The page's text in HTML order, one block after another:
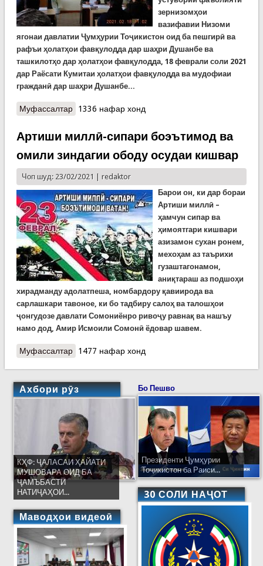
зернизомҳои
вазифавии Низоми
ягонаи давлатии Ҷумҳурии Тоҷикистон оид ба пешгирӣ ва
рафъи ҳолатҳои фавқулодда дар шаҳри Душанбе ва
ташкилотҳо дар ҳолатҳои фавқулодда, 18 феврали соли 2021
дар Раёсати Кумитаи ҳолатҳои фавқулодда ва мудофиаи
гражданӣ дар шаҳри Душанбе...
Муфассалтаро Тамринҳои ситодии мудофиаи гражданӣ дар
1336 нафар хонд
Артиши миллӣ-сипари боэътимод ва
омили зиндагии ободу осудаи кишвар
Чоп шуд: 23/02/2021 | redaktor
Барои он, ки дар бораи
Артиши миллӣ –
ҳамчун сипар ва
ҳимоятгари кишвари
азизамон сухан ронем,
мехоҳам аз таърихи
гузаштагонамон,
аниқтараш аз подшоҳи
хирадманду адолатпеша, номбардору қавиирода ва
сарлашкари тавоное, ки бо тадбиру салоҳ ва талошҳои
ҷонгудозе давлати Сомониёнро ривоҷу равнақ ва нашъу
намо дод, Амир Исмоили Сомонӣ ёдовар шавем.
Муфассалтаро Артиши миллӣ-сипари боэътимод ва омили
1477 нафар хонд
Ахбори рӯз
КҲФ: ҶАЛАСАИ ҲАЙАТИ
МУШОВАРА ОИД БА
ҶАМЪБАСТИ
НАТИҶАҲОИ...
Маводҳои видеоӣ
Бо Пешво
Президенти Ҷумҳурии
Тоҷикистон ба Раиси...
30 СОЛИ НАҶОТ